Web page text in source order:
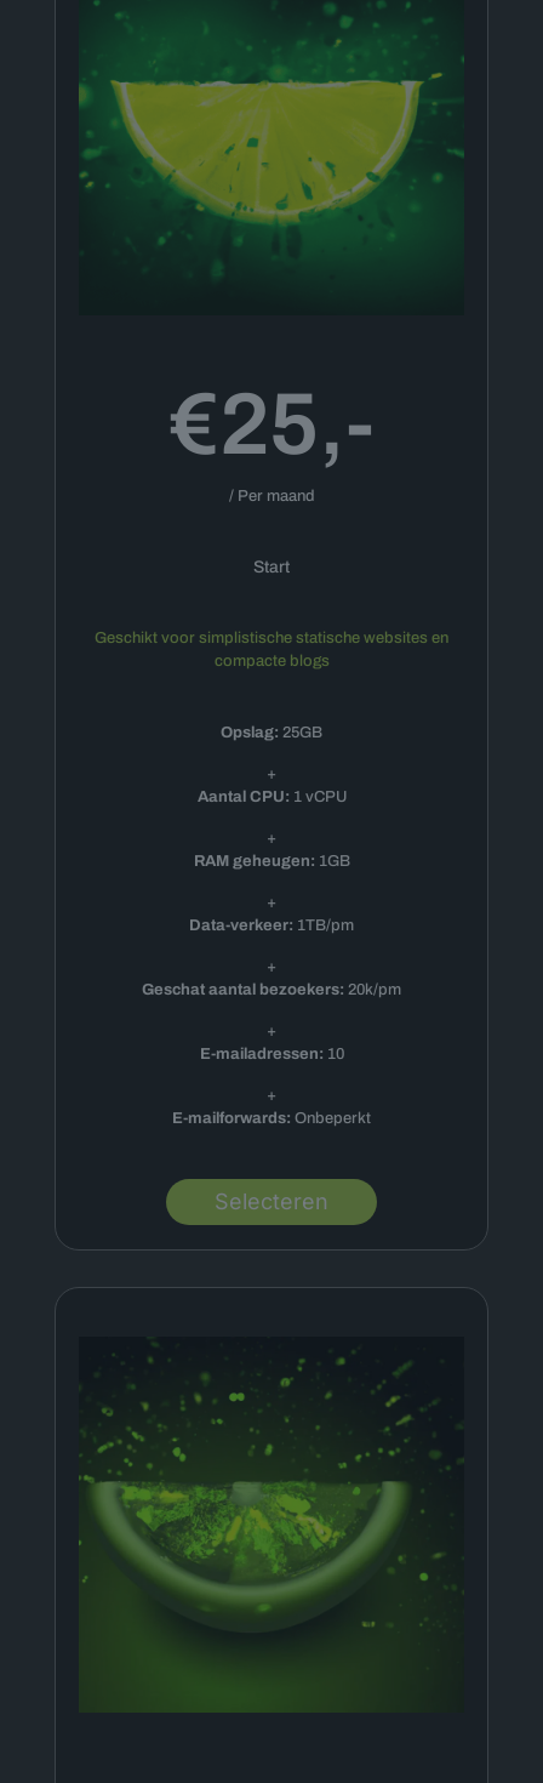
€25,-
/ Per maand
Start
Geschikt voor simplistische statische websites en
compacte blogs
Opslag: 25GB
+
Aantal CPU: 1 vCPU
+
RAM geheugen: 1GB
+
Data-verkeer: 1TB/pm
+
Geschat aantal bezoekers: 20k/pm
+
E-mailadressen: 10
+
E-mailforwards: Onbeperkt
Selecteren